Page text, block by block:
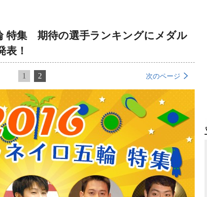
特集 期待の選手ランキングにメダル
表！
1 2 次のページ